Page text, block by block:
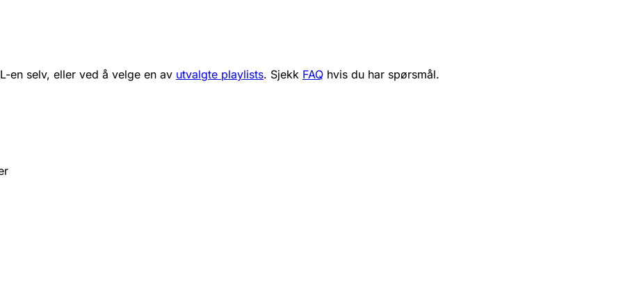
en selv, eller ved å velge en av utvalgte playlists. Sjekk FAQ hvis du har spørsmål.